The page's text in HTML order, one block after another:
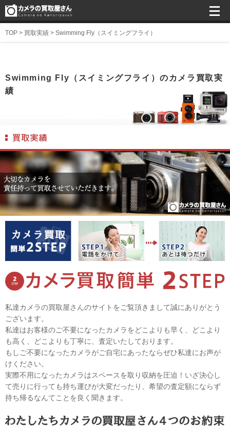
TOP > 買取実績 > Swimming Fly（スイミングフライ）
Swimming Fly（スイミングフライ）のカメラ買取実
績
私達カメラの買取屋さんのサイトをご覧頂きまして誠にありがとう
ございます。
私達はお客様のご不要になったカメラをどこよりも早く、どこより
も高く、どこよりも丁寧に、査定いたしております。
もしご不要になったカメラがご自宅にあったならぜひ私達にお声が
けください。
実際不用になったカメラはスペースを取り収納を圧迫！いざ決心し
て売りに行っても持ち運びが大変だったり、希望の査定額にならず
持ち帰るなんてことを良く聞きます。